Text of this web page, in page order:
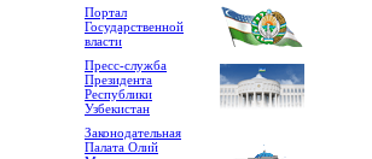
Портал
Государственной
власти
Пресс-служба
Президента
Республики
Узбекистан
Законодательная
Палата Олий